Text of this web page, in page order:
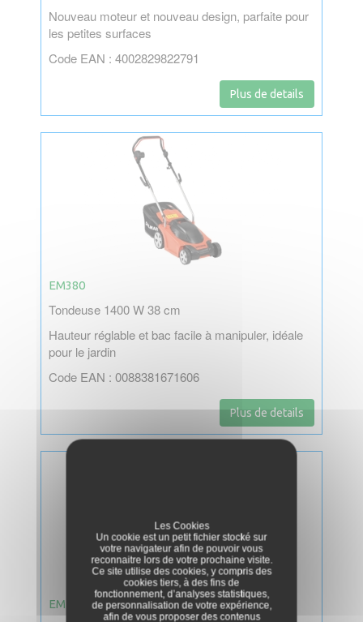
Nouveau moteur et nouveau design, parfaite pour
les petites surfaces
Code EAN : 4002829822791
Plus de details
EM380
Tondeuse 1400 W 38 cm
Hauteur réglable et bac facile à manipuler, idéale
pour le jardin
Code EAN : 0088381671606
Plus de details
EM41
Les Cookies
Un cookie est un petit fichier stocké sur
votre navigateur afin de pouvoir vous
reconnaitre lors de votre prochaine visite.
Ce site utilise des cookies, y compris des
cookies tiers, à des fins de
fonctionnement, d’analyses statistiques,
de personnalisation de votre expérience,
afin de vous proposer des contenus